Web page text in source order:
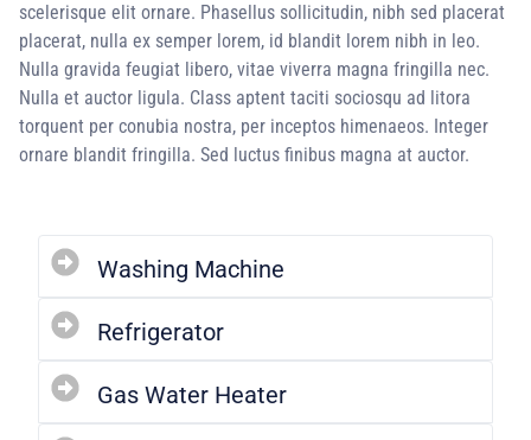
scelerisque elit ornare. Phasellus sollicitudin, nibh sed placerat
placerat, nulla ex semper lorem, id blandit lorem nibh in leo.
Nulla gravida feugiat libero, vitae viverra magna fringilla nec.
Nulla et auctor ligula. Class aptent taciti sociosqu ad litora
torquent per conubia nostra, per inceptos himenaeos. Integer
ornare blandit fringilla. Sed luctus finibus magna at auctor.
Washing Machine
Refrigerator
Gas Water Heater